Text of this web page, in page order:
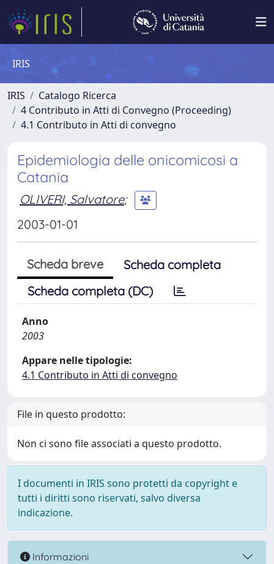
IRIS
IRIS
Catalogo Ricerca
4 Contributo in Atti di Convegno (Proceeding)
4.1 Contributo in Atti di convegno
Epidemiologia delle onicomicosi a
Catania
OLIVERI, Salvatore;
2003-01-01
Scheda breve
Scheda completa
Scheda completa (DC)
Anno
2003
Appare nelle tipologie:
4.1 Contributo in Atti di convegno
File in questo prodotto:
Non ci sono file associati a questo prodotto.
I documenti in IRIS sono protetti da copyright e
tutti i diritti sono riservati, salvo diversa
indicazione.
Informazioni